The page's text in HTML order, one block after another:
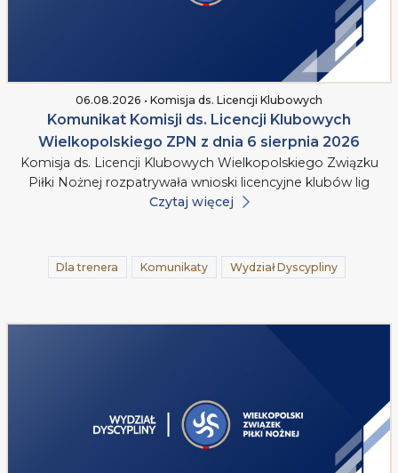
06.08.2026 • Komisja ds. Licencji Klubowych
Komunikat Komisji ds. Licencji Klubowych
Wielkopolskiego ZPN z dnia 6 sierpnia 2026
Komisja ds. Licencji Klubowych Wielkopolskiego Związku
Piłki Nożnej rozpatrywała wnioski licencyjne klubów lig
Czytaj więcej
Dla trenera Komunikaty Wydział Dyscypliny